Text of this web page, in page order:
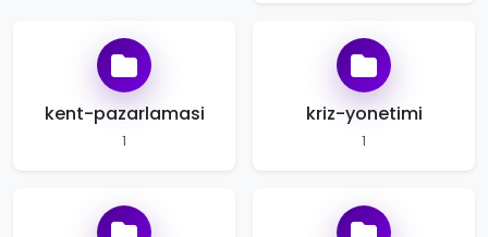
kent-pazarlamasi
1
kriz-yonetimi
1